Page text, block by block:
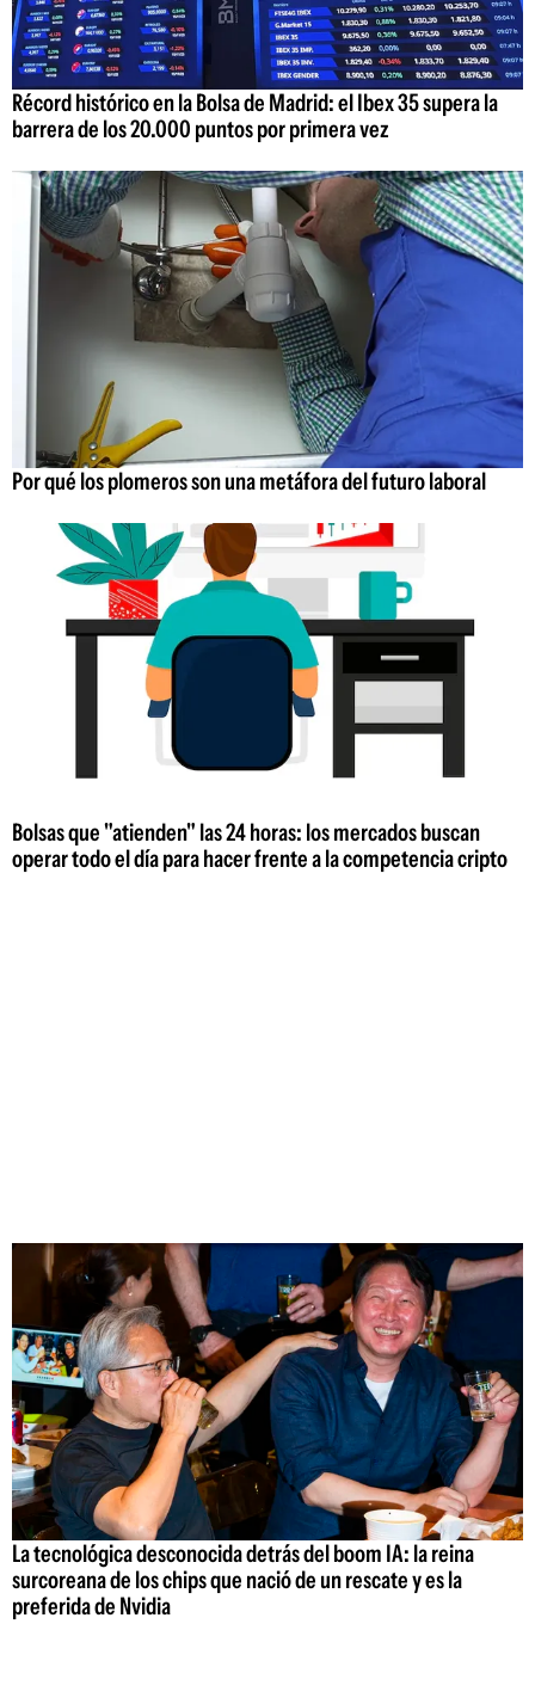
Récord histórico en la Bolsa de Madrid: el Ibex 35 supera la
barrera de los 20.000 puntos por primera vez
Por qué los plomeros son una metáfora del futuro laboral
Bolsas que "atienden" las 24 horas: los mercados buscan
operar todo el día para hacer frente a la competencia cripto
La tecnológica desconocida detrás del boom IA: la reina
surcoreana de los chips que nació de un rescate y es la
preferida de Nvidia